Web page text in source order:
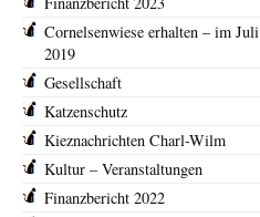
Cornelsenwiese erhalten – im Juli
2019
Gesellschaft
Katzenschutz
Kieznachrichten Charl-Wilm
Kultur – Veranstaltungen
Finanzbericht 2022